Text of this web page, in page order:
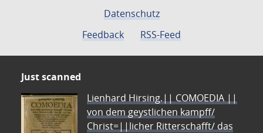
Datenschutz
Feedback
RSS-Feed
Just scanned
Lienhard Hirsing.|| COMOEDIA ||
von dem geystlichen kampff/
Christ=||licher Ritterschafft/ das